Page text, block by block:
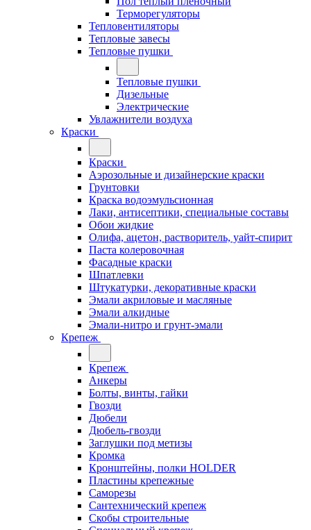
Терморегуляторы
Тепловентиляторы
Тепловые завесы
Тепловые пушки
Тепловые пушки
Дизельные
Электрические
Увлажнители воздуха
Краски
Краски
Аэрозольные и дизайнерские краски
Грунтовки
Краска водоэмульсионная
Лаки, антисептики, специальные составы
Обои жидкие
Олифа, ацетон, растворитель, уайт-спирит
Паста колеровочная
Фасадные краски
Шпатлевки
Штукатурки, декоративные краски
Эмали акриловые и масляные
Эмали алкидные
Эмали-нитро и грунт-эмали
Крепеж
Крепеж
Анкеры
Болты, винты, гайки
Гвозди
Дюбели
Дюбель-гвозди
Заглушки под метизы
Кромка
Кронштейны, полки НОLDER
Пластины крепежные
Саморезы
Сантехнический крепеж
Скобы строительные